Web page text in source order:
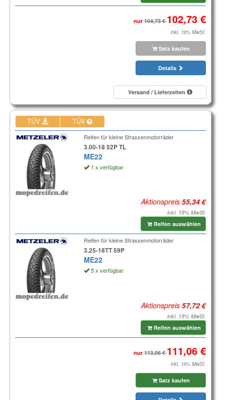
nur
inkl. 19% MwSt.
Satz kaufen
Details
Versand / Lieferzeiten
TÜV TÜV
Reifen für kleine Strassenmotorräder
3.00-18 52P TL
ME22
1 x verfügbar
Aktionspreis
inkl. 19% MwSt.
Reifen auswählen
Reifen für kleine Strassenmotorräder
3.25-18TT 59P
ME22
5 x verfügbar
Aktionspreis
inkl. 19% MwSt.
Reifen auswählen
nur
inkl. 19% MwSt.
Satz kaufen